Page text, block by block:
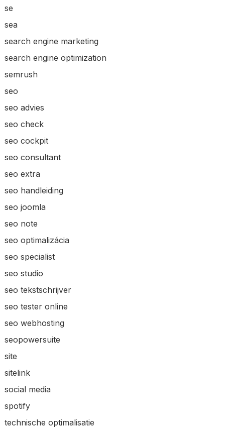
se
sea
search engine marketing
search engine optimization
semrush
seo
seo advies
seo check
seo cockpit
seo consultant
seo extra
seo handleiding
seo joomla
seo note
seo optimalizácia
seo specialist
seo studio
seo tekstschrijver
seo tester online
seo webhosting
seopowersuite
site
sitelink
social media
spotify
technische optimalisatie